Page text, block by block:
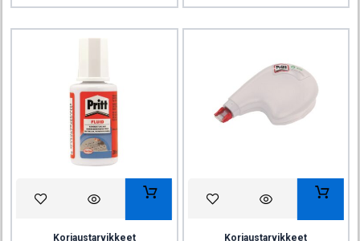
Korjaustarvikkeet Korjaustarvikkeet